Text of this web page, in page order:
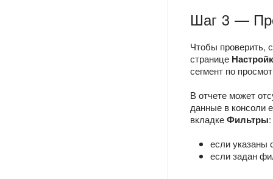
Шаг 3 —
Чтобы проверить,
странице
сегмент по
В отчете может
данные в консоли
вкладкеФильтры:
если указаны
если задан